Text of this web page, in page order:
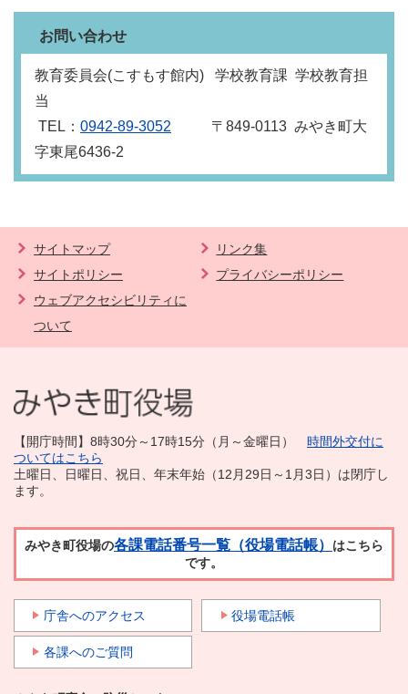
お問い合わせ
教育委員会(こすもす館内) 学校教育課 学校教育担
当
TEL： 0942-89-3052 〒849‐0113 みやき町大
字東尾6436-2
サイトマップ
リンク集
サイトポリシー
プライバシーポリシー
ウェブアクセシビリティに
ついて
【開庁時間】8時30分～17時15分（月～金曜日） 時間外交付に
ついてはこちら
土曜日、日曜日、祝日、年末年始（12月29日～1月3日）は閉庁し
ます。
みやき町役場の各課電話番号一覧（役場電話帳） はこちら
です。
庁舎へのアクセス 役場電話帳
各課へのご質問